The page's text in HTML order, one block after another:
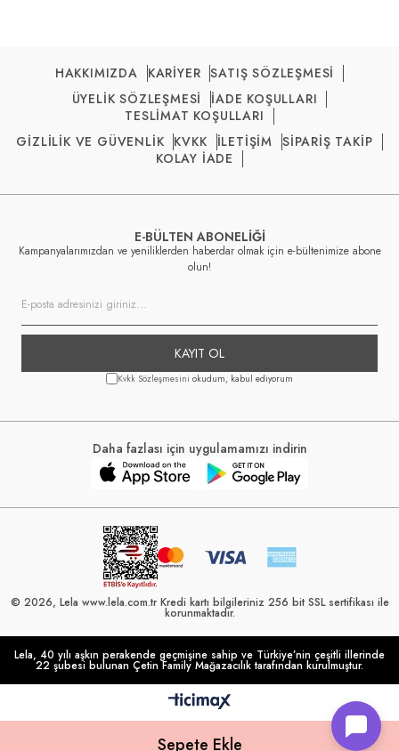
HAKKIMIZDA KARİYER SATIŞ SÖZLEŞMESİ
ÜYELİK SÖZLEŞMESİ
İADE KOŞULLARI
TESLİMAT KOŞULLARI
GİZLİLİK VE GÜVENLİK KVKK İLETİŞİM
SİPARİŞ TAKİP
KOLAY İADE
E-BÜLTEN ABONELİĞİ
Kampanyalarımızdan ve yeniliklerden haberdar olmak için e-bültenimize abone
olun!
KAYIT OL
Kvkk Sözleşmesini okudum, kabul ediyorum
Daha fazlası için uygulamamızı indirin
© 2026, Lela www.lela.com.tr Kredi kartı bilgileriniz 256 bit SSL sertifikası ile
korunmaktadır.
Lela, 40 yılı aşkın perakende geçmişine sahip ve Türkiye’nin çeşitli illerinde
22 şubesi bulunan Çetin Family Mağazacılık tarafından kurulmuştur.